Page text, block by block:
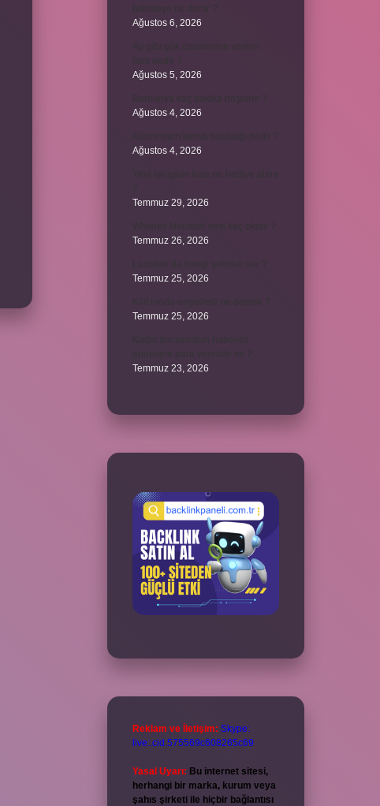
Ağustos 6, 2026
Ağustos 5, 2026
Ağustos 4, 2026
Ağustos 4, 2026
Temmuz 29, 2026
Temmuz 26, 2026
Temmuz 25, 2026
Temmuz 25, 2026
Temmuz 23, 2026
Reklam ve İletişim: Skype:
live:.cid.575569c608265c69
Yasal Uyarı: Bu internet sitesi,
herhangi bir marka, kurum veya
şahıs şirketi ile hiçbir bağlantısı